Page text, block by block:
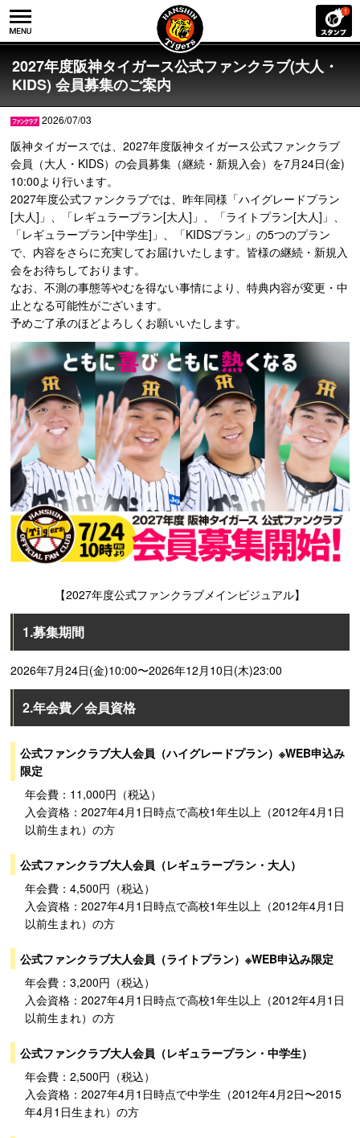
2027年度阪神タイガース公式ファンクラブ(大人・
KIDS) 会員募集のご案内
2026/07/03
阪神タイガースでは、2027年度阪神タイガース公式ファンクラブ
会員（大人・KIDS）の会員募集（継続・新規入会）を7月24日(金)
10:00より行います。
2027年度公式ファンクラブでは、昨年同様「ハイグレードプラン
[大人]」、「レギュラープラン[大人]」、「ライトプラン[大人]」、
「レギュラープラン[中学生]」、「KIDSプラン」の5つのプラン
で、内容をさらに充実してお届けいたします。皆様の継続・新規入
会をお待ちしております。
なお、不測の事態等やむを得ない事情により、特典内容が変更・中
止となる可能性がございます。
予めご了承のほどよろしくお願いいたします。
【2027年度公式ファンクラブメインビジュアル】
1.募集期間
2026年7月24日(金)10:00〜2026年12月10日(木)23:00
2.年会費／会員資格
公式ファンクラブ大人会員（ハイグレードプラン）※WEB申込み
限定
年会費：11,000円（税込）
入会資格：2027年4月1日時点で高校1年生以上（2012年4月1日
以前生まれ）の方
公式ファンクラブ大人会員（レギュラープラン・大人）
年会費：4,500円（税込）
入会資格：2027年4月1日時点で高校1年生以上（2012年4月1日
以前生まれ）の方
公式ファンクラブ大人会員（ライトプラン）※WEB申込み限定
年会費：3,200円（税込）
入会資格：2027年4月1日時点で高校1年生以上（2012年4月1日
以前生まれ）の方
公式ファンクラブ大人会員（レギュラープラン・中学生）
年会費：2,500円（税込）
入会資格：2027年4月1日時点で中学生（2012年4月2日〜2015
年4月1日生まれ）の方